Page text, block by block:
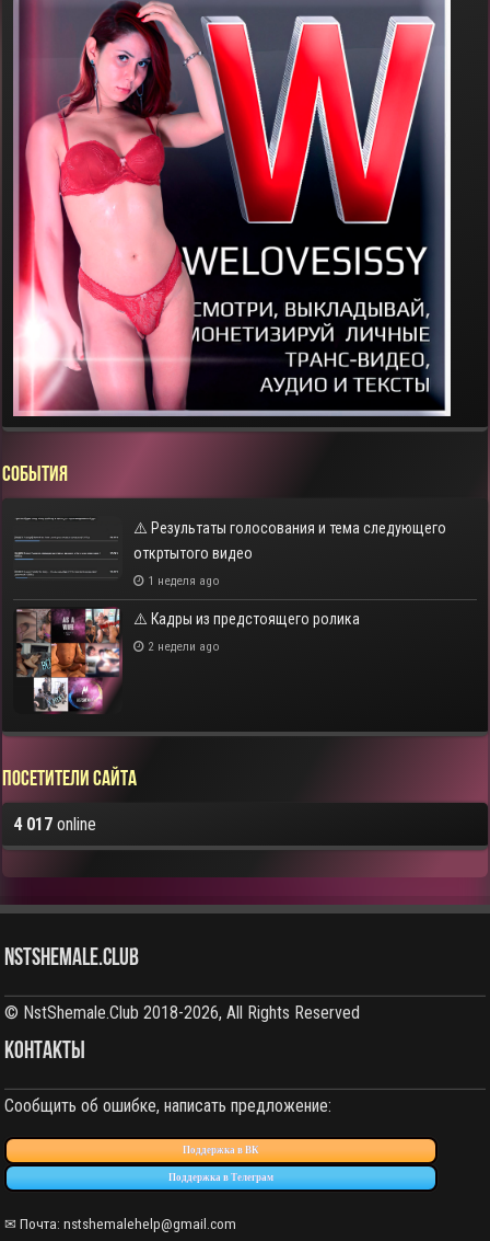
СОБЫТИЯ
⚠️ Результаты голосования и тема следующего
откртытого видео
1 неделя ago
⚠️ Кадры из предстоящего ролика
2 недели ago
Посетители сайта
4 017 online
NstShemale.Club
© NstShemale.Club 2018-2026, All Rights Reserved
КОНТАКТЫ
Сообщить об ошибке, написать предложение:
Поддержка в ВК
Поддержка в Телеграм
✉ Почта: nstshemalehelp@gmail.com